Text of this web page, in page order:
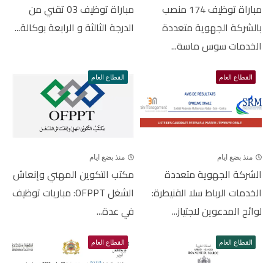
مباراة توظيف 174 منصب
بالشركة الجهوية متعددة
الخدمات سوس ماسة...
مباراة توظيف 03 تقني من
الدرجة الثالثة و الرابعة بوكالة...
القطاع العام
منذ بضع ايام
الشركة الجهوية متعددة
الخدمات الرباط سلا القنيطرة:
لوائح المدعوين لاجتياز...
القطاع العام
منذ بضع ايام
مكتب التكوين المهني وإنعاش
الشغل OFPPT: مباريات توظيف
في عدة...
القطاع العام القطاع العام